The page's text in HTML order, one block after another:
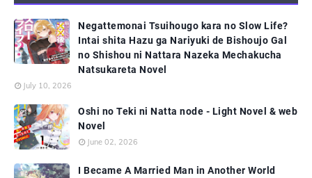
Negattemonai Tsuihougo kara no Slow Life?
Intai shita Hazu ga Nariyuki de Bishoujo Gal
no Shishou ni Nattara Nazeka Mechakucha
Natsukareta Novel
July 10, 2026
Oshi no Teki ni Natta node - Light Novel & web
Novel
June 02, 2026
I Became A Married Man in Another World